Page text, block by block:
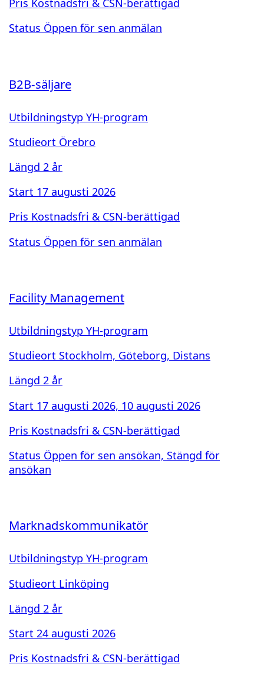
Pris Kostnadsfri & CSN-berättigad
Status Öppen för sen anmälan
B2B-säljare
Utbildningstyp YH-program
Studieort Örebro
Längd 2 år
Start 17 augusti 2026
Pris Kostnadsfri & CSN-berättigad
Status Öppen för sen anmälan
Facility Management
Utbildningstyp YH-program
Studieort Stockholm, Göteborg, Distans
Längd 2 år
Start 17 augusti 2026, 10 augusti 2026
Pris Kostnadsfri & CSN-berättigad
Status Öppen för sen ansökan, Stängd för
ansökan
Marknadskommunikatör
Utbildningstyp YH-program
Studieort Linköping
Längd 2 år
Start 24 augusti 2026
Pris Kostnadsfri & CSN-berättigad